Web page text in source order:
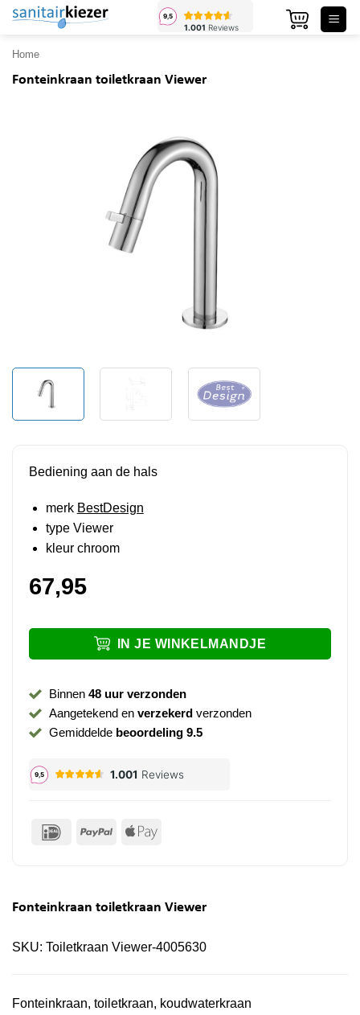
Ga
inhoud
Home
Fonteinkraan toiletkraan Viewer
Bediening aan de hals
merk BestDesign
type Viewer
kleur chroom
67,95
IN JE WINKELMANDJE
Binnen 48 uur verzonden
Aangetekend en verzekerdverzonden
Gemiddelde beoordeling 9.5
IDeal PayPal Apple
Fonteinkraan toiletkraan Viewer
SKU: Toiletkraan Viewer-4005630
Fonteinkraan, toiletkraan, koudwaterkraan